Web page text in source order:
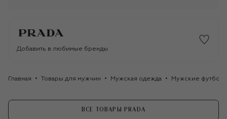
Добавить в любимые бренды
Главная Товары для мужчин Мужская одежда Мужские
ВСЕ ТОВАРЫ PRADA